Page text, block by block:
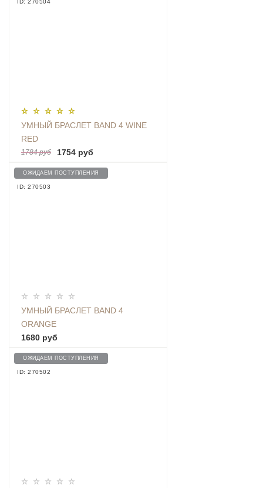
ID: 270504
УМНЫЙ БРАСЛЕТ BAND 4 WINE
RED
1784 руб 1754 руб
ОЖИДАЕМ ПОСТУПЛЕНИЯ
ID: 270503
УМНЫЙ БРАСЛЕТ BAND 4
ORANGE
1680 руб
ОЖИДАЕМ ПОСТУПЛЕНИЯ
ID: 270502